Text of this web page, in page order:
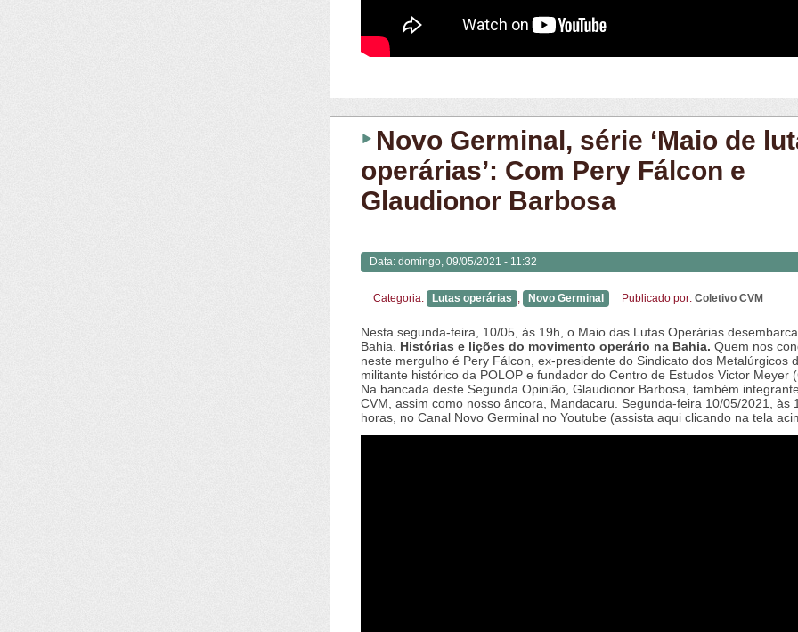
Novo Germinal, série ‘Maio de
operárias’: Com Pery Fálcon e
Glaudionor Barbosa
Data: domingo, 09/05/2021 - 11:32
Categoria: Lutas operárias Novo Germinal Publicado por: Coletivo CVM
Nesta segunda-feira, 10/05, às 19h, o Maio das Lutas Operárias
Bahia. Histórias e lições do movimento operário na Bahia. Quem nos
neste mergulho é Pery Fálcon, ex-presidente do Sindicato dos Metalúrgicos
militante histórico da POLOP e fundador do Centro de Estudos Victor Meyer
Na bancada deste Segunda Opinião, Glaudionor Barbosa, também
CVM, assim como nosso âncora, Mandacaru. Segunda-feira 10/05/2021, às
horas, no Canal Novo Germinal no Youtube (assista aqui clicando na tela